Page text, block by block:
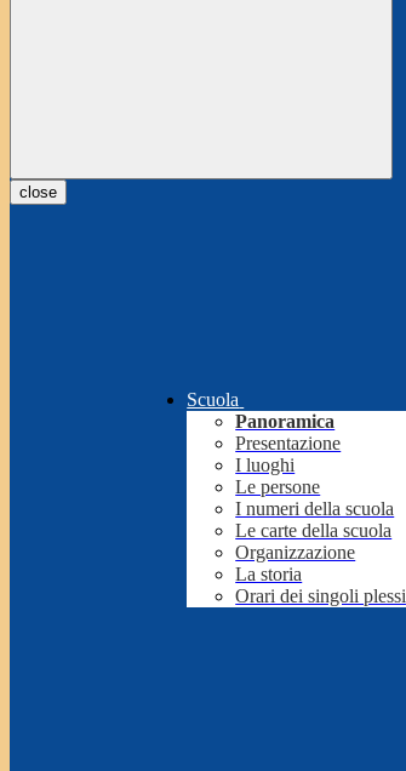
close
Scuola
Panoramica
Presentazione
I luoghi
Le persone
I numeri della scuola
Le carte della scuola
Organizzazione
La storia
Orari dei singoli plessi